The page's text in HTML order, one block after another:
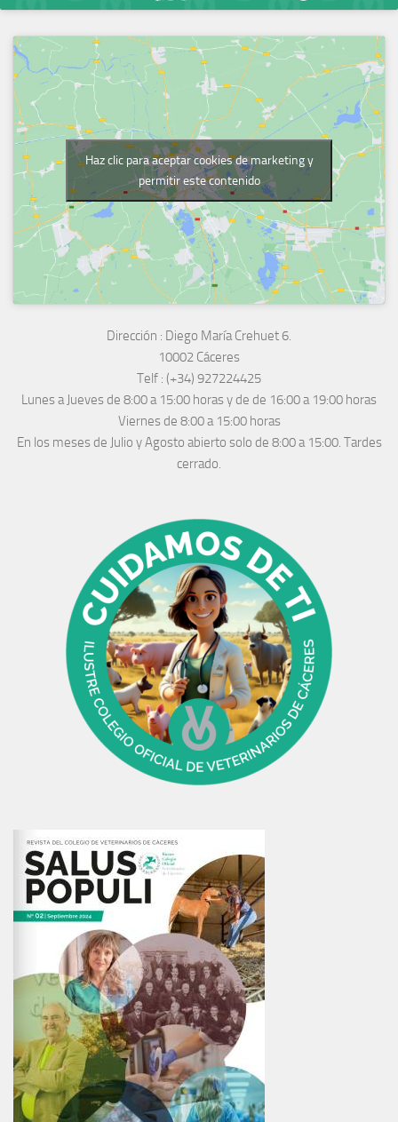
Haz clic para aceptar cookies de marketing y
permitir este contenido
Dirección : Diego María Crehuet 6.
10002 Cáceres
Telf : (+34) 927224425
Lunes a Jueves de 8:00 a 15:00 horas y de de 16:00 a 19:00 horas
Viernes de 8:00 a 15:00 horas
En los meses de Julio y Agosto abierto solo de 8:00 a 15:00. Tardes
cerrado.